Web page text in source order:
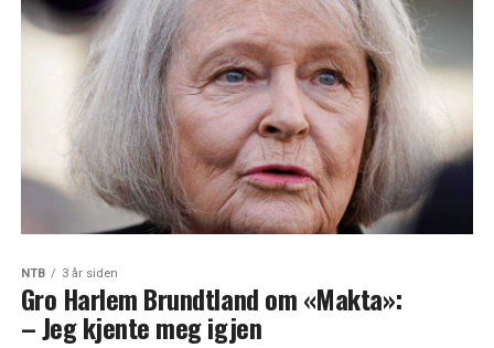
NTB 3 år siden
Gro Harlem Brundtland om «Makta»:
– Jeg kjente meg igjen